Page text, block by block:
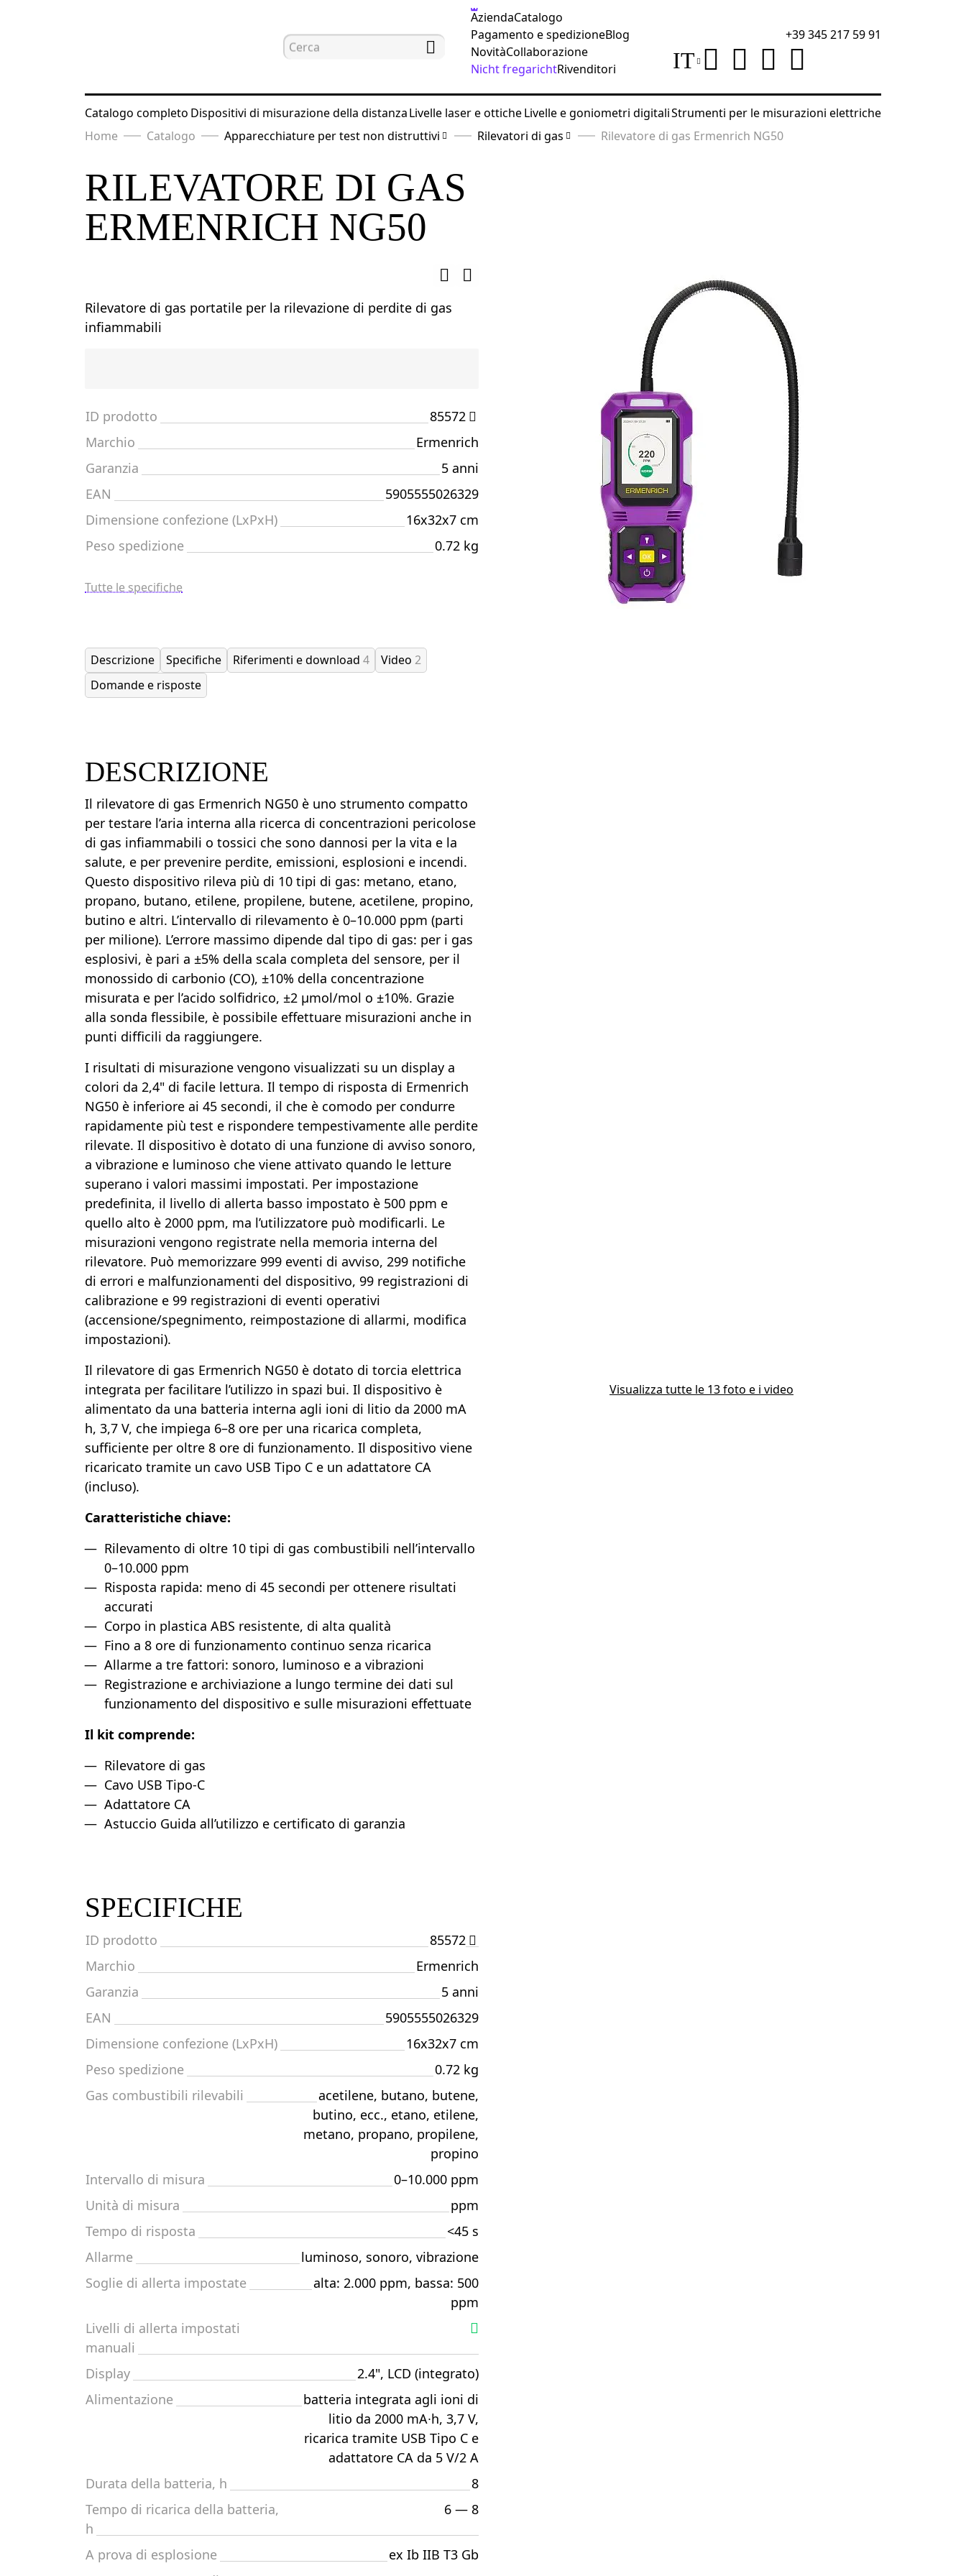
AziendaCatalogo
Pagamento e spedizioneBlog
NovitàCollaborazione
Nicht fregarichtRivenditori
+39 345 217 59 91
IT
Catalogo completo Dispositivi di misurazione della distanzaLivelle laser e otticheLivelle e goniometri digitaliStrumenti per le misurazioni elettriche
Home
Catalogo Apparecchiature per test non distruttivi Rilevatori di gas Rilevatore di gas Ermenrich NG50
RILEVATORE DI GAS
ERMENRICH NG50
Visualizza tutte le 13 foto e i video
Rilevatore di gas portatile per la rilevazione di perdite di gas
infiammabili
ID prodotto
85572
Marchio
Ermenrich
Garanzia
5 anni
EAN
5905555026329
Dimensione confezione (LxPxH)
16x32x7 cm
Peso spedizione
0.72 kg
Tutte le specifiche
Descrizione Specifiche Riferimenti e download 4 Video 2
Domande e risposte
DESCRIZIONE
Il rilevatore di gas Ermenrich NG50 è uno strumento compatto
per testare l’aria interna alla ricerca di concentrazioni pericolose
di gas infiammabili o tossici che sono dannosi per la vita e la
salute, e per prevenire perdite, emissioni, esplosioni e incendi.
Questo dispositivo rileva più di 10 tipi di gas: metano, etano,
propano, butano, etilene, propilene, butene, acetilene, propino,
butino e altri. L’intervallo di rilevamento è 0–10.000 ppm (parti
per milione). L’errore massimo dipende dal tipo di gas: per i gas
esplosivi, è pari a ±5% della scala completa del sensore, per il
monossido di carbonio (CO), ±10% della concentrazione
misurata e per l’acido solfidrico, ±2 μmol/mol o ±10%. Grazie
alla sonda flessibile, è possibile effettuare misurazioni anche in
punti difficili da raggiungere.
I risultati di misurazione vengono visualizzati su un display a
colori da 2,4" di facile lettura. Il tempo di risposta di Ermenrich
NG50 è inferiore ai 45 secondi, il che è comodo per condurre
rapidamente più test e rispondere tempestivamente alle perdite
rilevate. Il dispositivo è dotato di una funzione di avviso sonoro,
a vibrazione e luminoso che viene attivato quando le letture
superano i valori massimi impostati. Per impostazione
predefinita, il livello di allerta basso impostato è 500 ppm e
quello alto è 2000 ppm, ma l’utilizzatore può modificarli. Le
misurazioni vengono registrate nella memoria interna del
rilevatore. Può memorizzare 999 eventi di avviso, 299 notifiche
di errori e malfunzionamenti del dispositivo, 99 registrazioni di
calibrazione e 99 registrazioni di eventi operativi
(accensione/spegnimento, reimpostazione di allarmi, modifica
impostazioni).
Il rilevatore di gas Ermenrich NG50 è dotato di torcia elettrica
integrata per facilitare l’utilizzo in spazi bui. Il dispositivo è
alimentato da una batteria interna agli ioni di litio da 2000 mA
h, 3,7 V, che impiega 6–8 ore per una ricarica completa,
sufficiente per oltre 8 ore di funzionamento. Il dispositivo viene
ricaricato tramite un cavo USB Tipo C e un adattatore CA
(incluso).
Caratteristiche chiave:
Rilevamento di oltre 10 tipi di gas combustibili nell’intervallo
0–10.000 ppm
Risposta rapida: meno di 45 secondi per ottenere risultati
accurati
Corpo in plastica ABS resistente, di alta qualità
Fino a 8 ore di funzionamento continuo senza ricarica
Allarme a tre fattori: sonoro, luminoso e a vibrazioni
Registrazione e archiviazione a lungo termine dei dati sul
funzionamento del dispositivo e sulle misurazioni effettuate
Il kit comprende:
Rilevatore di gas
Cavo USB Tipo-C
Adattatore CA
Astuccio Guida all’utilizzo e certificato di garanzia
SPECIFICHE
ID prodotto
85572
Marchio
Ermenrich
Garanzia
5 anni
EAN
5905555026329
Dimensione confezione (LxPxH)
16x32x7 cm
Peso spedizione
0.72 kg
Gas combustibili rilevabili
acetilene, butano, butene,
butino, ecc., etano, etilene,
metano, propano, propilene,
propino
Intervallo di misura
0–10.000 ppm
Unità di misura
ppm
Tempo di risposta
<45 s
Allarme
luminoso, sonoro, vibrazione
Soglie di allerta impostate
alta: 2.000 ppm, bassa: 500
ppm
Livelli di allerta impostati
manuali
Display
2.4", LCD (integrato)
Alimentazione
batteria integrata agli ioni di
litio da 2000 mA∙h, 3,7 V,
ricarica tramite USB Tipo C e
adattatore CA da 5 V/2 A
Durata della batteria, h
8
Tempo di ricarica della batteria,
h
6 — 8
A prova di esplosione
ex Ib IIB T3 Gb